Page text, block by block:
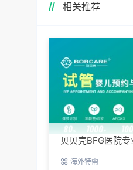
相关推荐
贝贝壳BFG医院
海外特需